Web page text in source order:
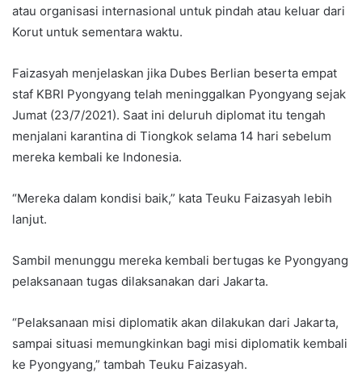
atau organisasi internasional untuk pindah atau keluar dari
Korut untuk sementara waktu.
Faizasyah menjelaskan jika Dubes Berlian beserta empat
staf KBRI Pyongyang telah meninggalkan Pyongyang sejak
Jumat (23/7/2021). Saat ini deluruh diplomat itu tengah
menjalani karantina di Tiongkok selama 14 hari sebelum
mereka kembali ke Indonesia.
“Mereka dalam kondisi baik,” kata Teuku Faizasyah lebih
lanjut.
Sambil menunggu mereka kembali bertugas ke Pyongyang
pelaksanaan tugas dilaksanakan dari Jakarta.
“Pelaksanaan misi diplomatik akan dilakukan dari Jakarta,
sampai situasi memungkinkan bagi misi diplomatik kembali
ke Pyongyang,” tambah Teuku Faizasyah.